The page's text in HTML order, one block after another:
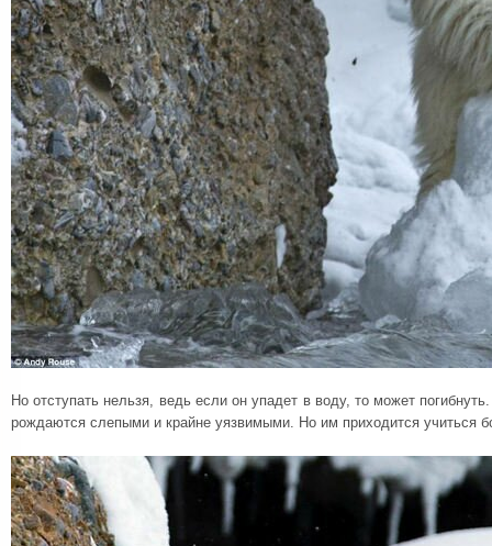
Но отступать нельзя, ведь если он упадет в воду, то может
рождаются слепыми и крайне уязвимыми. Но им приходится учиться